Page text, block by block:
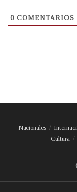
0 COMENTARIOS
Nacionales
Cultura